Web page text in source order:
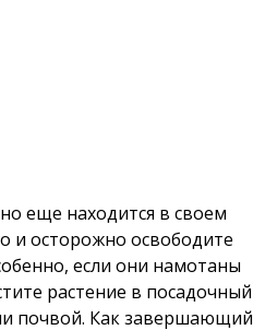
еще находится в своем
и осторожно освободите
если они намотаны
растение в посадочный
почвой. Как завершающий